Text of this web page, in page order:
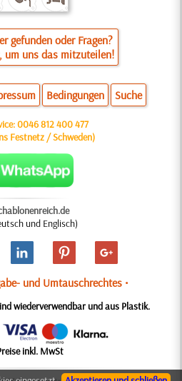
gefunden oder Fragen?
um uns das mitzuteilen!
Bedingungen Suche
0046 812 400 477
Festnetz / Schweden)
und Englisch)
und Umtauschrechtes •
wiederverwendbar und aus Plastik.
inkl. MwSt